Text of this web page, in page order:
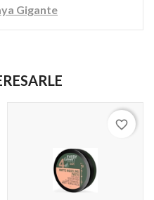
Gigante
favorite_border